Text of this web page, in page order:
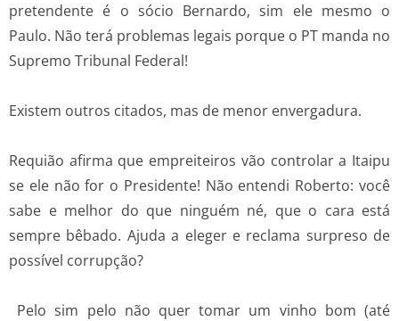
pretendente é o sócio Bernardo, sim ele mesmo o
Paulo. Não terá problemas legais porque o PT manda no
Supremo Tribunal Federal!
Existem outros citados, mas de menor envergadura.
Requião afirma que empreiteiros vão controlar a Itaipu
se ele não for o Presidente! Não entendi Roberto: você
sabe e melhor do que ninguém né, que o cara está
sempre bêbado. Ajuda a eleger e reclama surpreso de
possível corrupção?
Pelo sim pelo não quer tomar um vinho bom (até